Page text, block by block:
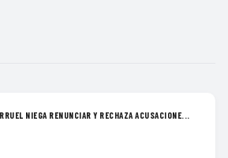
NIEGA RENUNCIAR Y RECHAZA ACUSACIONE...